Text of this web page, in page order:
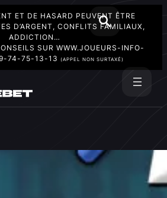
ET DE HASARD PEUVENT ÊTRE
D’ARGENT, CONFLITS FAMILIAUX,
ADDICTION…
SUR WWW.JOUEURS-INFO-
74-75-13-13 (APPEL NON SURTAXÉ)